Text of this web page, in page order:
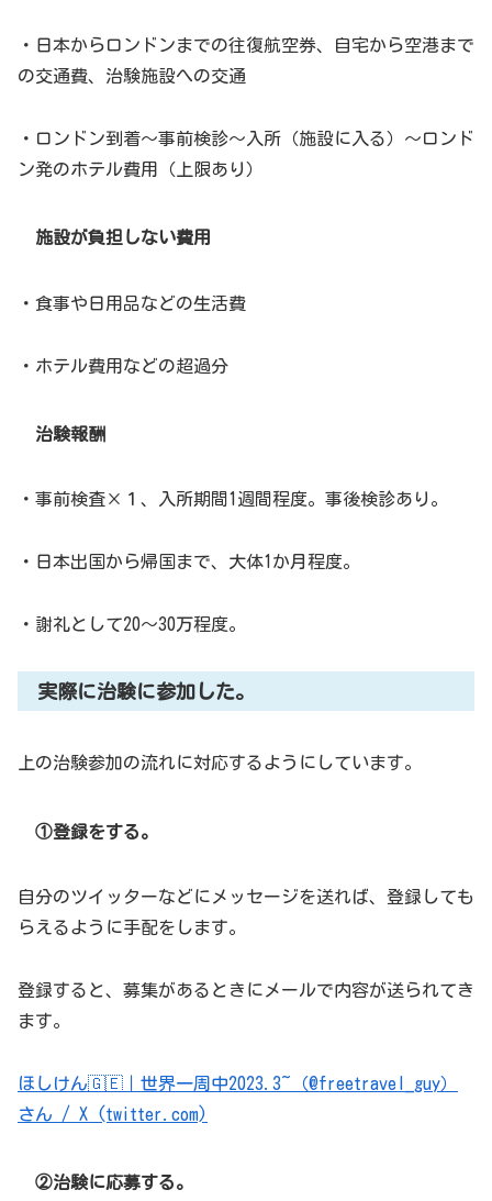
・日本からロンドンまでの往復航空券、自宅から空港まで
の交通費、治験施設への交通
・ロンドン到着～事前検診～入所（施設に入る）～ロンド
ン発のホテル費用（上限あり）
施設が負担しない費用
・食事や日用品などの生活費
・ホテル費用などの超過分
治験報酬
・事前検査×１、入所期間1週間程度。事後検診あり。
・日本出国から帰国まで、大体1か月程度。
・謝礼として20～30万程度。
実際に治験に参加した。
上の治験参加の流れに対応するようにしています。
①登録をする。
自分のツイッターなどにメッセージを送れば、登録しても
らえるように手配をします。
登録すると、募集があるときにメールで内容が送られてき
ます。
ほしけん🇬🇪｜世界一周中2023.3~（@freetravel_guy）
さん / X (twitter.com)
②治験に応募する。